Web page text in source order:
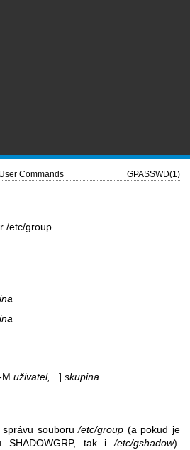
User Commands GPASSWD(1)
/etc/group
M uživatel, ...] skupina
správu souboru/etc/group (a pokud je
SHADOWGRP, tak i/etc/gshadow).